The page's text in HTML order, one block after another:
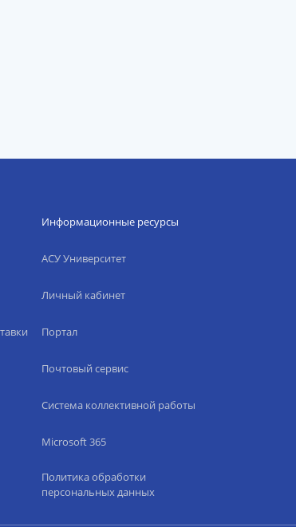
Информационные ресурсы
АСУ Университет
Личный кабинет
Портал
Почтовый сервис
Система коллективной работы
Microsoft 365
Политика обработки
персональных данных